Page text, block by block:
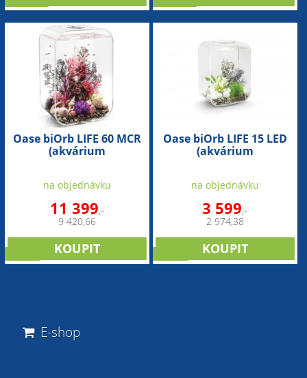
Oase biOrb LIFE 60 MCR
(akvárium
na objednávku
11 399,-
9 420,66
Oase biOrb LIFE 15 LED
(akvárium
na objednávku
3 599,-
2 974,38
E-shop